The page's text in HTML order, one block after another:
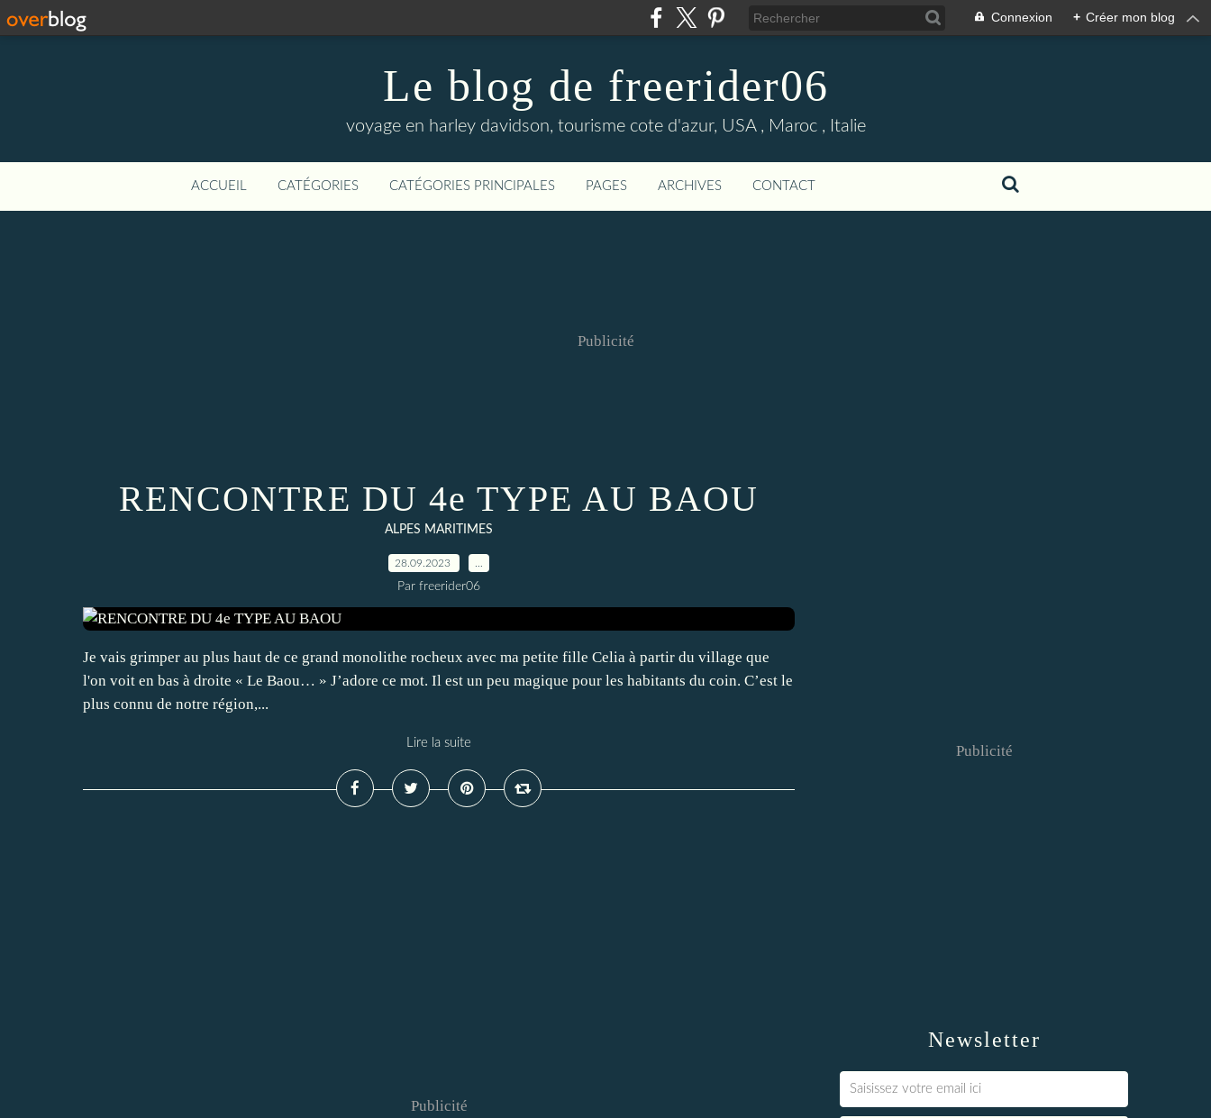
Connexion + Créer mon blog
Le blog de freerider06
voyage en harley davidson, tourisme cote d'azur, USA , Maroc , Italie
ACCUEIL CATÉGORIES CATÉGORIES PRINCIPALES PAGES ARCHIVES CONTACT
Publicité
RENCONTRE DU 4e TYPE AU BAOU
ALPES MARITIMES
28.09.2023
Par freerider06
Je vais grimper au plus haut de ce grand monolithe rocheux avec ma petite fille Celia à partir du village que
l'on voit en bas à droite « Le Baou… » J’adore ce mot. Il est un peu magique pour les habitants du coin. C’est le
plus connu de notre région,...
Lire la suite
Publicité
Newsletter
Publicité